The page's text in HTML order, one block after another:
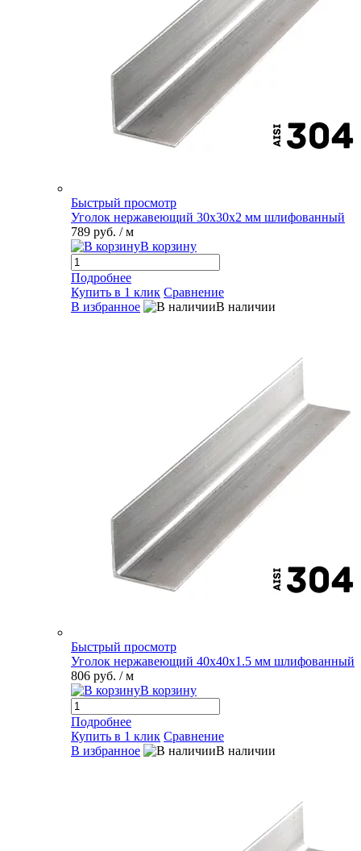
Быстрый просмотр
Уголок нержавеющий 30х30х2 мм шлифованный
789 руб. / м
В корзину
Подробнее
Купить в 1 клик Сравнение
В избранное
В наличии
Быстрый просмотр
Уголок нержавеющий 40х40х1.5 мм шлифованный
806 руб. / м
В корзину
Подробнее
Купить в 1 клик Сравнение
В избранное
В наличии